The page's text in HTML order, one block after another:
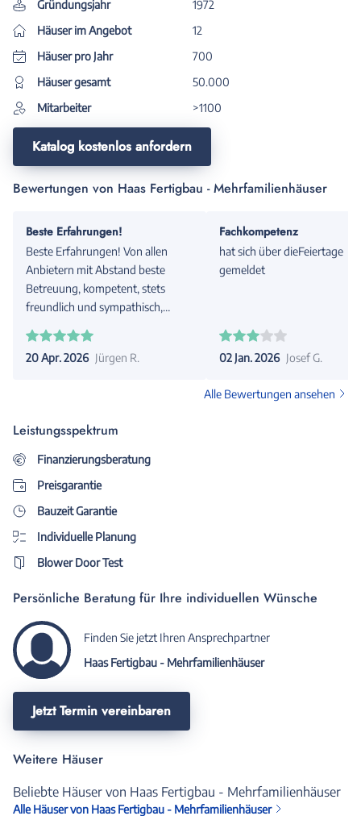
Gründungsjahr
1972
Häuser im Angebot
12
Häuser pro Jahr
700
Häuser gesamt
50.000
Mitarbeiter
>1100
Katalog kostenlos anfordern
Bewertungen von Haas Fertigbau - Mehrfamilienhäuser
Beste Erfahrungen!
Beste Erfahrungen! Von allen
Anbietern mit Abstand beste
Betreuung, kompetent, stets
freundlich und sympathisch,
erwartende Engagement
hinausgehend. Dringend zu
20 Apr. 2026 Jürgen R.
Fachkompetenz
hat sich über dieFeiertage
gemeldet
02 Jan. 2026 Josef G.
Alle Bewertungen ansehen
Leistungsspektrum
Finanzierungsberatung
Preisgarantie
Bauzeit Garantie
Individuelle Planung
Blower Door Test
Persönliche Beratung für Ihre individuellen Wünsche
Finden Sie jetzt Ihren Ansprechpartner
Haas Fertigbau - Mehrfamilienhäuser
Jetzt Termin vereinbaren
Weitere Häuser
Beliebte Häuser von Haas Fertigbau - Mehrfamilienhäuser
Alle Häuser von Haas Fertigbau - Mehrfamilienhäuser